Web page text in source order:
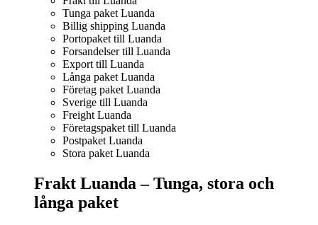
Tunga paket Luanda
Billig shipping Luanda
Portopaket till Luanda
Forsandelser till Luanda
Export till Luanda
Långa paket Luanda
Företag paket Luanda
Sverige till Luanda
Freight Luanda
Företagspaket till Luanda
Postpaket Luanda
Stora paket Luanda
Frakt Luanda –Tunga, stora och
långa paket